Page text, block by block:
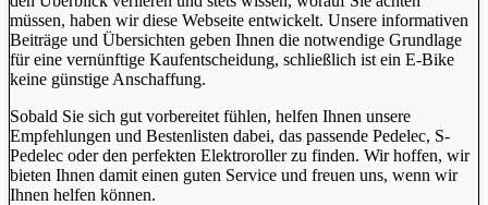
müssen, haben wir diese Webseite entwickelt. Unsere informativen
Beiträge und Übersichten geben Ihnen die notwendige Grundlage
für eine vernünftige Kaufentscheidung, schließlich ist ein E-Bike
keine günstige Anschaffung.
Sobald Sie sich gut vorbereitet fühlen, helfen Ihnen unsere
Empfehlungen und Bestenlisten dabei, das passende Pedelec, S-
Pedelec oder den perfekten Elektroroller zu finden. Wir hoffen, wir
bieten Ihnen damit einen guten Service und freuen uns, wenn wir
Ihnen helfen können.